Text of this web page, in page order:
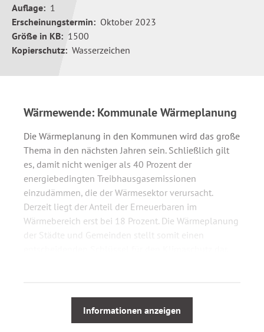
Auflage: 1
Erscheinungstermin: Oktober 2023
Größe in KB: 1500
Kopierschutz: Wasserzeichen
Wärmewende: Kommunale Wärmeplanung
Die Wärmeplanung in den Kommunen wird das große
Thema in den nächsten Jahren sein. Schließlich gilt
es, damit nicht weniger als 40 Prozent der
energiebedingten Treibhausgasemissionen
einzudämmen, die der Wärmesektor verursacht.
Derzeit liegt der Anteil der Erneuerbaren im
Wärmebereich erst bei 18 Prozent. Die Wärmeplanung
der Städte und Gemeinden stellt somit einen
Informationen anzeigen